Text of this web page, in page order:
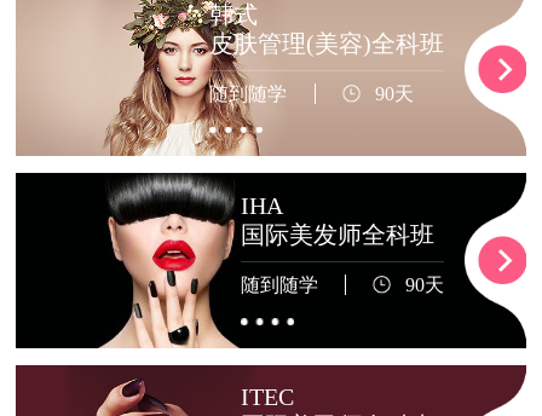
韩式
皮肤管理(美容)全科班
随到随学 90天
IHA
国际美发师全科班
随到随学 90天
ITEC